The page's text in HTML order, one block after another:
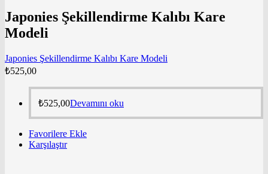
Japonies Şekillendirme Kalıbı Kare
Modeli
Japonies Şekillendirme Kalıbı Kare Modeli
₺525,00
₺525,00Devamını oku
Favorilere Ekle
Karşılaştır